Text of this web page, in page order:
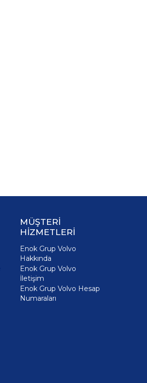
MÜŞTERİ
HİZMETLERİ
Enok Grup Volvo
Hakkında
Enok Grup Volvo
İletişim
Enok Grup Volvo Hesap
Numaraları